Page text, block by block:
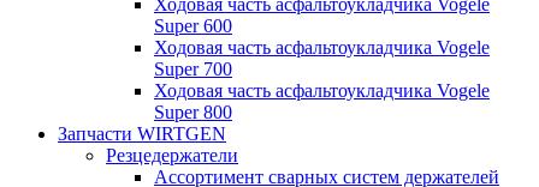
Ходовая часть асфальтоукладчика Vogele
Super 600
Ходовая часть асфальтоукладчика Vogele
Super 700
Ходовая часть асфальтоукладчика Vogele
Super 800
Запчасти WIRTGEN
Резцедержатели
Ассортимент сварных систем держателей